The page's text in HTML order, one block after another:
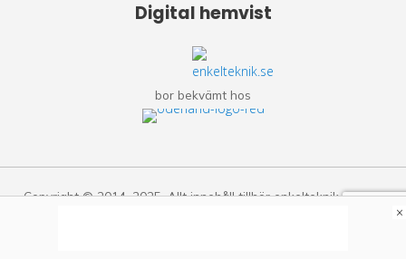
Digital hemvist
bor bekvämt hos
Copyright © 2014–2025. Allt innehåll tillhör enkelteknik.se.
×